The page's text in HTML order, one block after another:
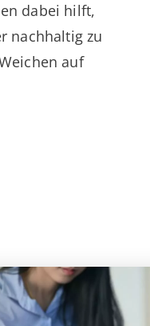
dabei hilft,
nachhaltig zu
auf